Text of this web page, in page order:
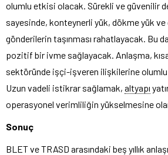
olumlu etkisi olacak. Sürekli ve güvenilir
sayesinde, konteynerli yük, dökme yük
gönderilerin taşınması rahatlayacak. Bu
pozitif bir ivme sağlayacak. Anlaşma,
sektöründe işçi-işveren ilişkilerine olumlu
Uzun vadeli istikrar sağlamak, altyapı
operasyonel verimliliğin yükselmesine
Sonuç
BLET ve TRASD arasındaki beş yıllık